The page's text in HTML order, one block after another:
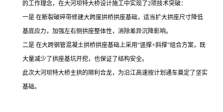
的工作理念，在大河坝特大桥设计施工中实现了2项技术突破：
一是 在断裂破碎带修建大跨度拱桥拱座基础，适当扩大拱座尺寸降低
基底应力，加强左右侧拱座整体性，消除差异沉降影响。
二是 在大跨钢管混凝土拱桥拱座基础上采用“竖撑+斜撑”组合方案，既
大量减少了拱座基坑开挖，也保证了结构安全。
此次大河坝特大桥主拱的顺利合龙，为沿江高速按计划通车奠定了坚实
基础。